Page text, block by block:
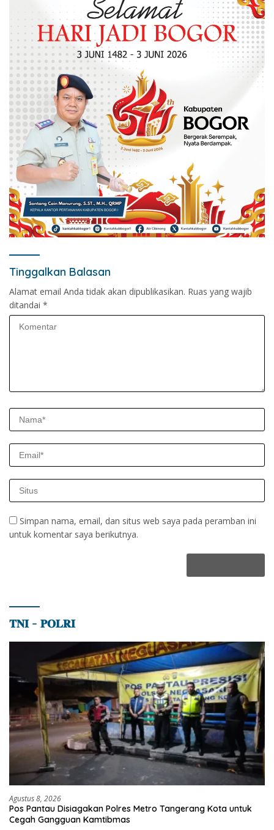
Tinggalkan Balasan
Alamat email Anda tidak akan dipublikasikan. Ruas yang wajib
ditandai *
Simpan nama, email, dan situs web saya pada peramban ini
untuk komentar saya berikutnya.
𝐓𝐍𝐈 – 𝐏𝐎𝐋𝐑𝐈
Agustus 8, 2026
Pos Pantau Disiagakan Polres Metro Tangerang Kota untuk
Cegah Gangguan Kamtibmas